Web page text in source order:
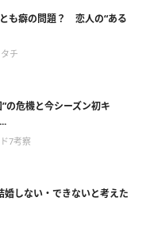
も癖の問題？ 恋人の“ある
チ
の危機と今シーズン初キ
7考察
婚しない・できないと考えた